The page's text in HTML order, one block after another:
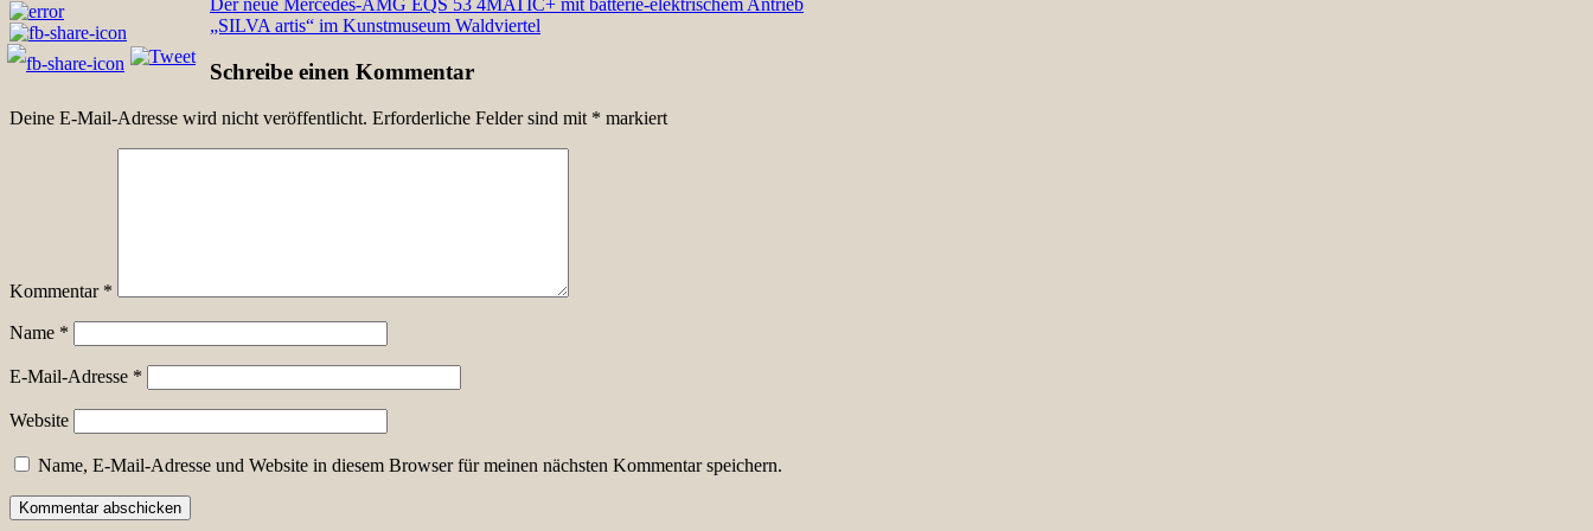
BeitragsnavigationDer neue Mercedes-AMG EQS 53 4MATIC+ mit batterie-elektrischem Antrieb
„SILVA artis“ im Kunstmuseum Waldviertel
Schreibe einen Kommentar
Deine E-Mail-Adresse wird nicht veröffentlicht. Erforderliche Felder sind mit * markiert
Kommentar *
Name *
E-Mail-Adresse *
Website
Name, E-Mail-Adresse und Website in diesem Browser für meinen nächsten Kommentar speichern.